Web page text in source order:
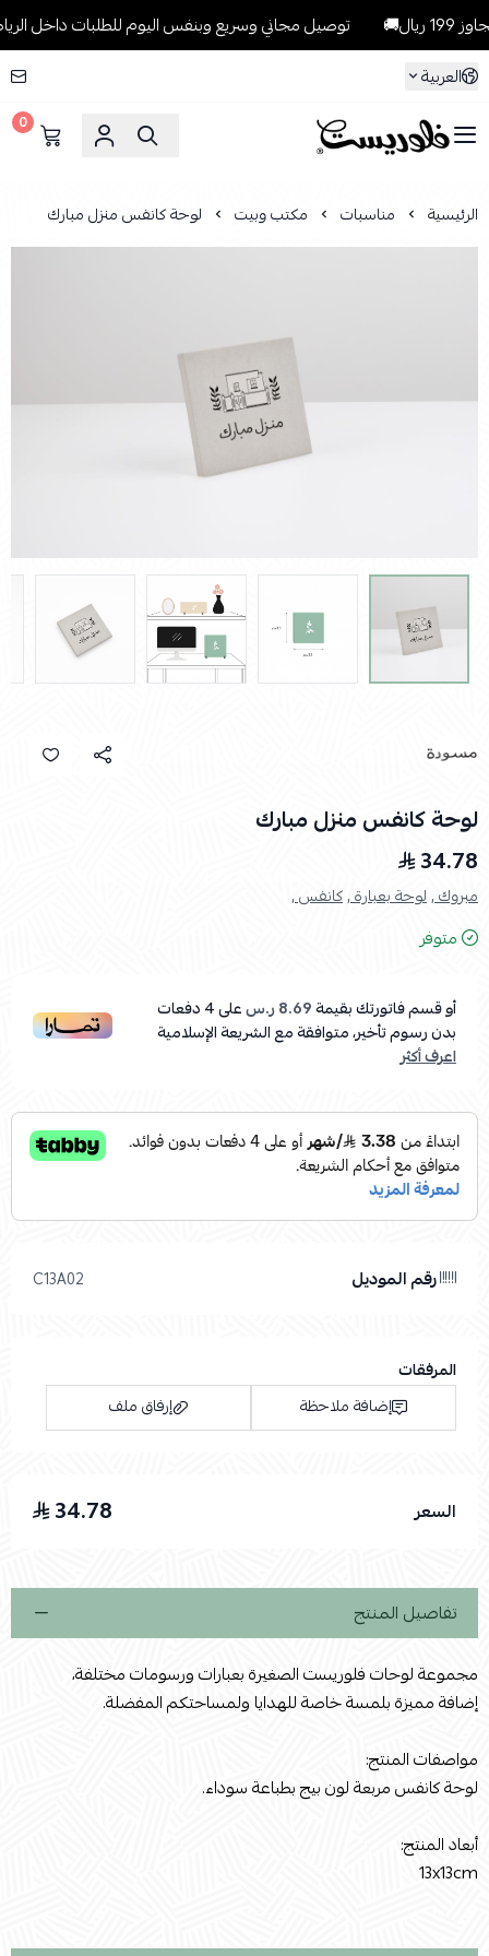
توصيل مجاني وسريع وبنفس اليوم للطلبات داخل الرياض
العربية
فلوريست Florist
0
الرئيسية مناسبات مكتب وبيت لوحة كانفس منزل مبارك
لوحة كانفس منزل مبارك
34.78
مبروك ,لوحة بعبارة ,كانفس ,
متوفر
أو قسم فاتورتك بقيمة8.69 ر.س على4دفعات
بدون رسوم تأخير، متوافقة مع الشريعة الإسلامية
اعرف أكثر
رقم الموديل C13A02
المرفقات
إضافة ملاحظة
إرفاق ملف
السعر 34.78
تفاصيل المنتج
مجموعة لوحات فلوريست الصغيرة بعبارات ورسومات مختلفة،
إضافة مميزة بلمسة خاصة للهدايا ولمساحتكم المفضلة.
مواصفات المنتج:
لوحة كانفس مربعة لون بيج بطباعة سوداء.
أبعاد المنتج:
13x13cm